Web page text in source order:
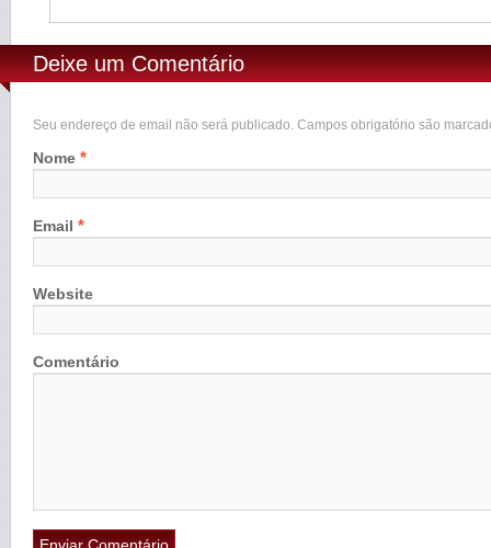
Deixe um Comentário
Seu endereço de email não será publicado. Campos obrigatório são
Nome *
Email *
Website
Comentário